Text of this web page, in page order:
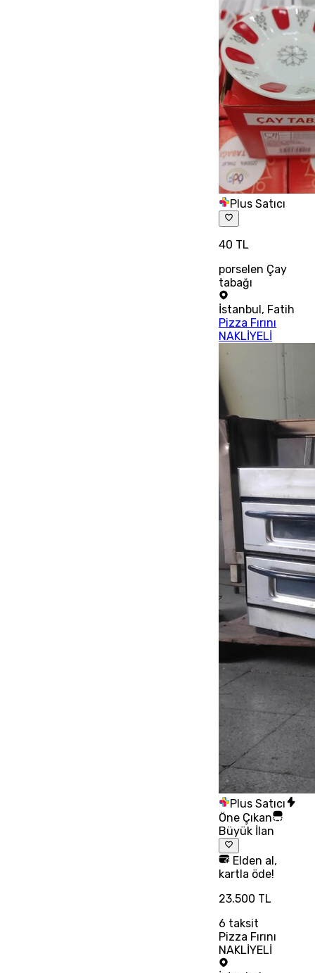
Plus Satıcı
40 TL
porselen Çay
tabağı
İstanbul, Fatih
Pizza Fırını
NAKLİYELİ
Plus Satıcı
Öne Çıkan
Büyük İlan
Elden al,
kartla öde!
23.500 TL
6 taksit
Pizza Fırını
NAKLİYELİ